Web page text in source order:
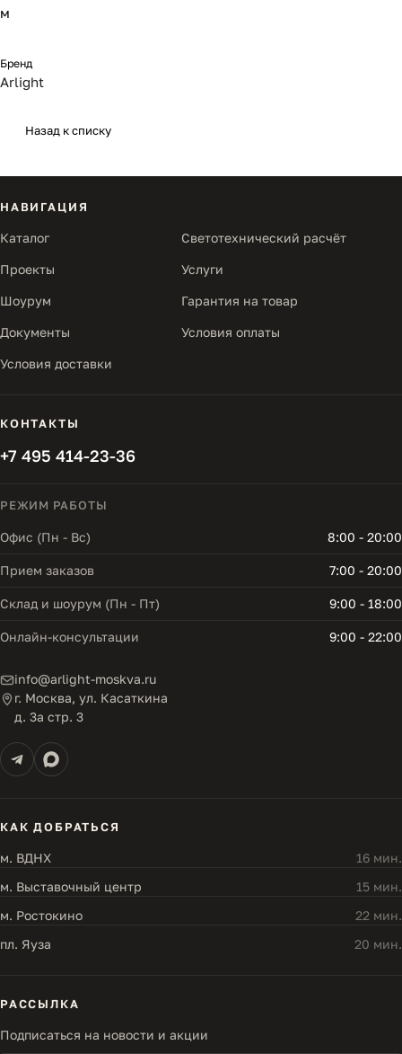
м
Бренд
Arlight
Назад к списку
НАВИГАЦИЯ
Каталог Светотехнический расчёт
Проекты Услуги
Шоурум Гарантия на товар
Документы Условия оплаты
Условия доставки
КОНТАКТЫ
+7 495 414-23-36
РЕЖИМ РАБОТЫ
Офис (Пн - Вс) 8:00 - 20:00
Прием заказов 7:00 - 20:00
Склад и шоурум (Пн - Пт) 9:00 - 18:00
Онлайн-консультации 9:00 - 22:00
info@arlight-moskva.ru
г. Москва, ул. Касаткина
д. 3а стр. 3
КАК ДОБРАТЬСЯ
м. ВДНХ
16 мин.
м. Выставочный центр
15 мин.
м. Ростокино
22 мин.
пл. Яуза
20 мин.
РАССЫЛКА
Подписаться на новости и акции